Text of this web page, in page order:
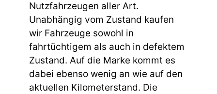
Nutzfahrzeugen aller Art.
Unabhängig vom Zustand kaufen
wir Fahrzeuge sowohl in
fahrtüchtigem als auch in defektem
Zustand. Auf die Marke kommt es
dabei ebenso wenig an wie auf den
aktuellen Kilometerstand. Die